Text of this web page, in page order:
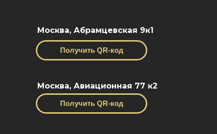
Москва, Абрамцевская 9к1
Получить QR-код
Москва, Авиационная 77 к2
Получить QR-код